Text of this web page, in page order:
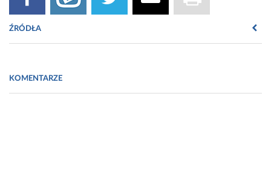
ŹRÓDŁA
gruczo%c5%82-7612918/
KOMENTARZE